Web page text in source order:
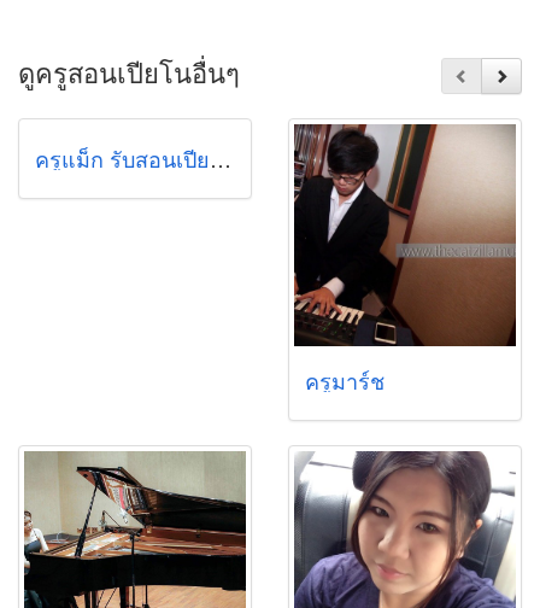
ดูครูสอนเปียโนอื่นๆ
ครูแม็ก รับสอนเปียโน เกียรตินิยมอันดับ 1 มหาวิทยาลัยเกษตรศาสตร์
ครูมาร์ช